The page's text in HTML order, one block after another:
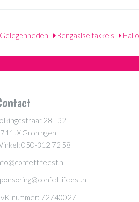
Gelegenheden Bengaalse fakkels
28 - 32
Groningen
050-312 72 58
nummer: 72740027